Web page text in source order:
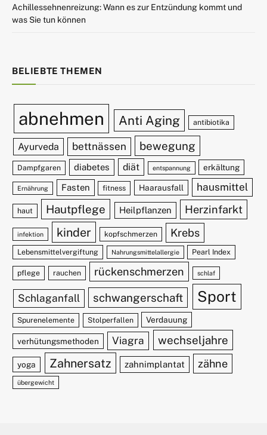
Achillessehnenreizung: Wann es zur Entzündung kommt und
was Sie tun können
BELIEBTE THEMEN
abnehmen Anti Aging antibiotika
Ayurveda bettnässen bewegung
Dampfgaren diabetes diät entspannung erkältung
Ernährung Fasten fitness Haarausfall hausmittel
haut Hautpflege Heilpflanzen Herzinfarkt
infektion kinder kopfschmerzen Krebs
Lebensmittelvergiftung Nahrungsmittelallergie Pearl Index
pflege rauchen rückenschmerzen schlaf
Schlaganfall schwangerschaft Sport
Spurenelemente Stolperfallen Verdauung
verhütungsmethoden Viagra wechseljahre
yoga Zahnersatz zahnimplantat zähne
übergewicht